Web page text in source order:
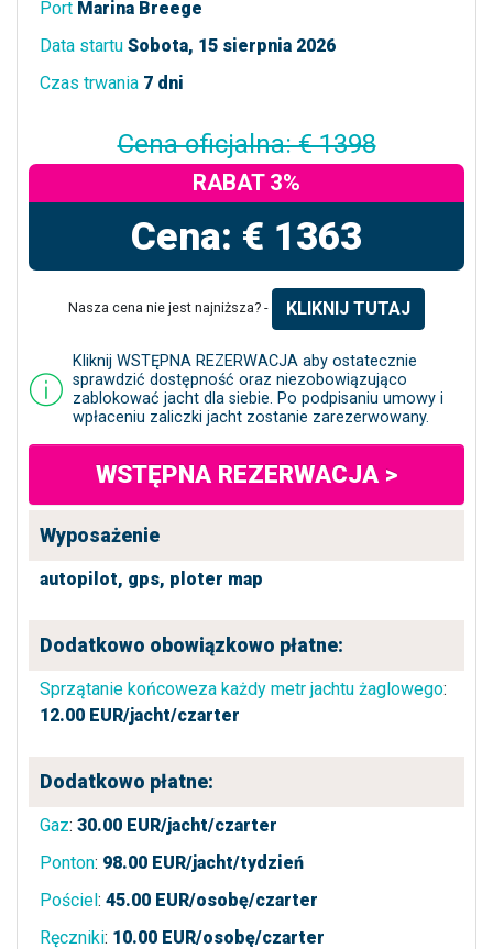
Port Marina Breege
Data startu Sobota, 15 sierpnia 2026
Czas trwania 7 dni
Cena oficjalna: € 1398
RABAT 3%
Cena: € 1363
Nasza cena nie jest najniższa? - KLIKNIJ TUTAJ
Kliknij WSTĘPNA REZERWACJA aby ostatecznie
sprawdzić dostępność oraz niezobowiązująco
zablokować jacht dla siebie. Po podpisaniu umowy i
wpłaceniu zaliczki jacht zostanie zarezerwowany.
WSTĘPNA REZERWACJA >
Wyposażenie
autopilot, gps, ploter map
Dodatkowo obowiązkowo płatne:
Sprzątanie końcoweza każdy metr jachtu żaglowego:
12.00 EUR/jacht/czarter
Dodatkowo płatne:
Gaz: 30.00 EUR/jacht/czarter
Ponton: 98.00 EUR/jacht/tydzień
Pościel: 45.00 EUR/osobę/czarter
Ręczniki: 10.00 EUR/osobę/czarter